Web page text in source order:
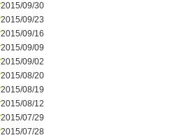
2015/09/30
2015/09/23
2015/09/16
2015/09/09
2015/09/02
2015/08/20
2015/08/19
2015/08/12
2015/07/29
2015/07/28